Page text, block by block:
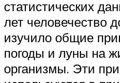
статистических
лет человечество
изучило общие
погоды и луны на
организмы. Эти